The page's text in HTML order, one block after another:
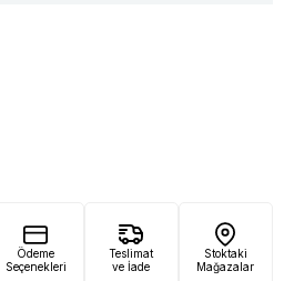
Ödeme
Seçenekleri
Teslimat
ve İade
Stoktaki
Mağazalar